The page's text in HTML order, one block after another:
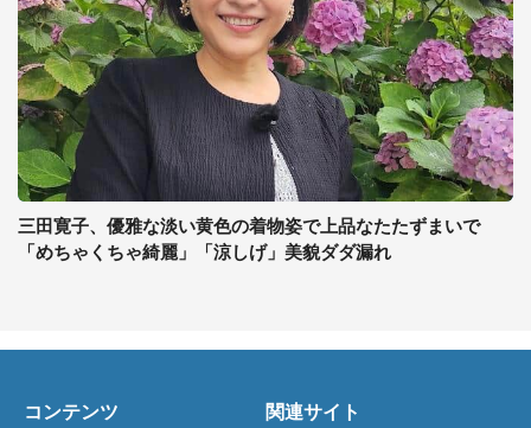
三田寛子、優雅な淡い黄色の着物姿で上品なたたずまいで
「めちゃくちゃ綺麗」「涼しげ」美貌ダダ漏れ
コンテンツ 関連サイト